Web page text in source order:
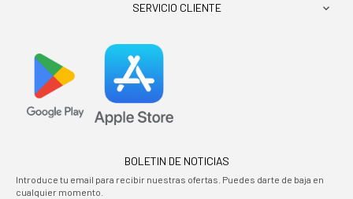
SERVICIO CLIENTE 
BOLETIN DE NOTICIAS
Introduce tu email para recibir nuestras ofertas. Puedes darte de baja en
cualquier momento.